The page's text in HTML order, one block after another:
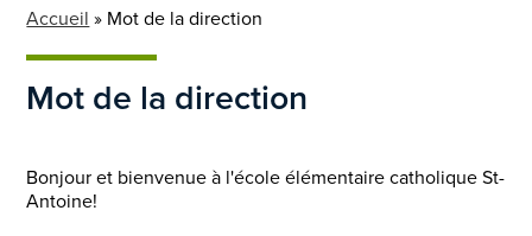
Inscription
Nous Joindre
Accueil » Mot de la direction
Mot de la direction
Bonjour et bienvenue à l'école élémentaire catholique St-
Antoine!